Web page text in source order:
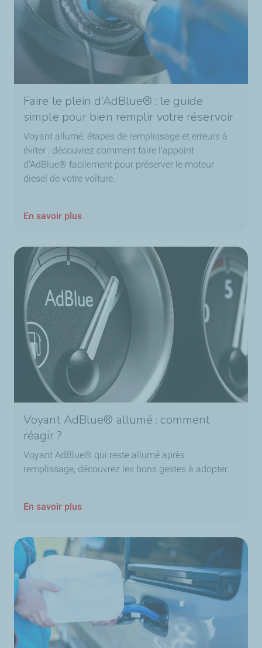
Faire le plein d’AdBlue® : le guide
simple pour bien remplir votre réservoir
Voyant allumé, étapes de remplissage et erreurs à
éviter : découvrez comment faire l'appoint
d'AdBlue® facilement pour préserver le moteur
diesel de votre voiture.
En savoir plus
Voyant AdBlue® allumé : comment
réagir ?
Voyant AdBlue® qui reste allumé après
remplissage, découvrez les bons gestes à adopter.
En savoir plus